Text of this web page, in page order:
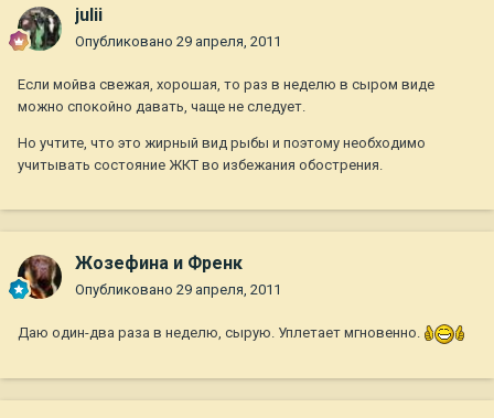
julii
Опубликовано 29 апреля, 2011
Если мойва свежая, хорошая, то раз в неделю в сыром виде
можно спокойно давать, чаще не следует.
Но учтите, что это жирный вид рыбы и поэтому необходимо
учитывать состояние ЖКТ во избежания обострения.
Жозефина и Френк
Опубликовано 29 апреля, 2011
Даю один-два раза в неделю, сырую. Уплетает мгновенно.